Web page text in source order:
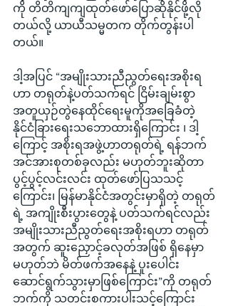
ကို တိတိကျကျထုတ်ဖော်ပြောဆိုနိုင်ဖို့လို
တယ်လို့ ယာယီသမ္မတက တိုက်တွန်းပါ
တယ်။
ဒါ့အပြင် “အမျိုးသားညီညွတ်ရေးအစိုးရ
ဟာ တရုတ်နဲ့ပတ်သက်ရင် ငြိမ်းချမ်းစွာ
အတူယှဉ်တွဲနေထိုင်ရေးမူကိုအခြေခံတဲ့
နိုင်ငံခြားရေးသဘောထားရှိကြောင်း ၊ ဒါ့
ကြောင့် အစိုးရအဖွဲ့ဟာတရုတ်ရဲ့ ရန်ဘက်
အင်အားစုတစ်ခုလည်း မဟုတ်ဘူးဆိုတာ
ပွင့်ပွင့်လင်းလင်း ထုတ်ဖော်ပြသသင့်
ကြောင်း၊ မြန်မာနိုင်ငံအတွင်းမှာရှိတဲ့ တရုတ်
ရဲ့ အကျိုးစီးပွားတွေနဲ့ ပတ်သက်ရင်လည်း
အမျိုးသားညီညွတ်ရေးအစိုးရဟာ တရုတ်
အတွက် ဆူးညှောင့်ခလုတ်အဖြစ် ရှိနေမှာ
မဟုတ်ဘဲ မိတ်ဖက်အနေနဲ့ ပူးပေါင်း
ဆောင်ရွက်သွားမှာဖြစ်ကြောင်း”ကို တရုတ်
ဘက်ကို သတင်းစကားပါးသင့်ကြောင်း